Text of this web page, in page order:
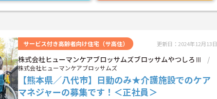
サービス付き高齢者向け住宅（サ高住） 更新日：2024年12月13日
株式会社ヒューマンケアブロッサムズブロッサムやつしろⅢ
株式会社ヒューマンケアブロッサムズ
【熊本県／八代市】日勤のみ★介護施設でのケア
マネジャーの募集です！＜正社員＞